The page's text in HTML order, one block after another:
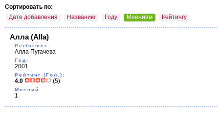
Сортировать по:
Дате добавления
Названию Году Мнениям Рейтингу
Алла(Alla)
Performer:
Алла Пугачева
Год:
2001
Рейтинг (Гол.):
4.0 (5)
Мнений:
1